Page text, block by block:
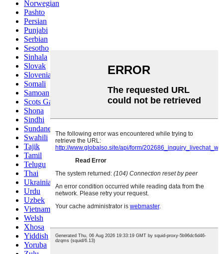
Norwegian
Pashto
Persian
Punjabi
Serbian
Sesotho
Sinhala
Slovak
Slovenian
Somali
Samoan
Scots Gaelic
Shona
Sindhi
Sundanese
Swahili
Tajik
Tamil
Telugu
Thai
Ukrainian
Urdu
Uzbek
Vietnamese
Welsh
Xhosa
Yiddish
Yoruba